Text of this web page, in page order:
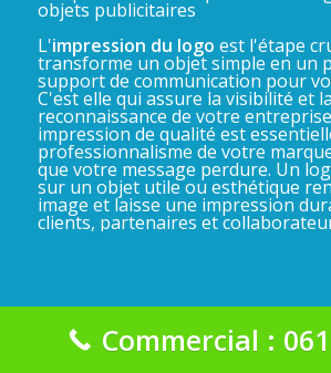
objets publicitaires
L'impression du logo est l'étape
transforme un objet simple en un
support de communication pour
C'est elle qui assure la visibilité et la
reconnaissance de votre
impression de qualité est
professionnalisme de votre
que votre message perdure. Un
sur un objet utile ou esthétique
image et laisse une impression
clients, partenaires et
Commercial :